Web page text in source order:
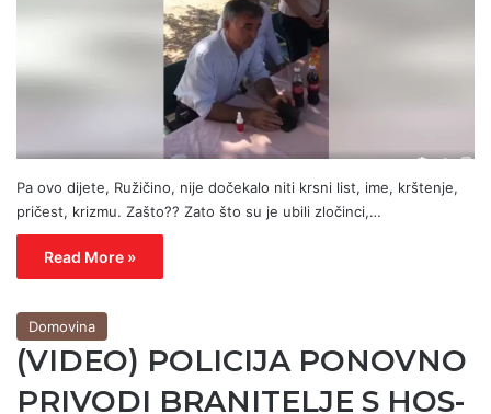
Pa ovo dijete, Ružičino, nije dočekalo niti krsni list, ime, krštenje,
pričest, krizmu. Zašto?? Zato što su je ubili zločinci,…
Read More »
Domovina
(VIDEO) POLICIJA PONOVNO
PRIVODI BRANITELJE S HOS-